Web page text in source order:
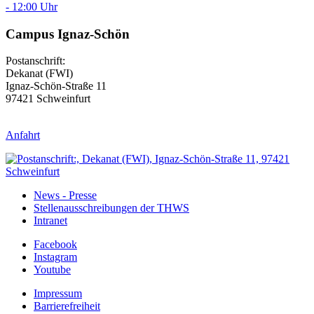
Campus Ignaz-Schön
Postanschrift:
Dekanat (FWI)
Ignaz-Schön-Straße 11
97421 Schweinfurt
Anfahrt
News - Presse
Stellenausschreibungen der THWS
Intranet
Facebook
Instagram
Youtube
Impressum
Barrierefreiheit